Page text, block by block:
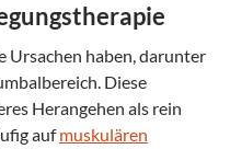
Ursachen haben, darunter
Diese
Herangehen als rein
aufmuskulären